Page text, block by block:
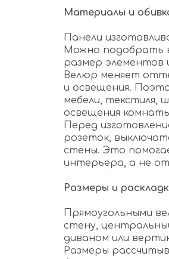
Материалы и
Панели
Можно подобрать
размер элементов
Велюр меняет
и освещения.
мебели, текстиля,
освещения
Перед
розеток,
стены. Это
интерьера, а не
Размеры и
Прямоугольными
стену,
диваном или
Размеры